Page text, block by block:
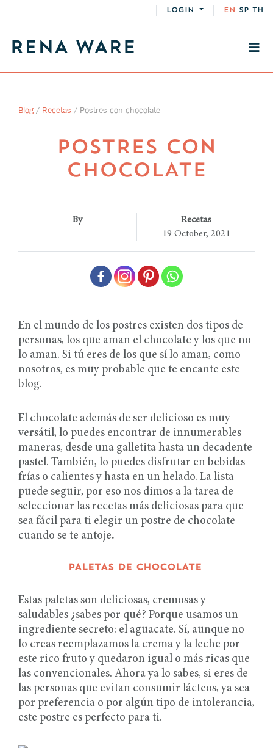
LOGIN EN SP TH
Blog / Recetas / Postres con chocolate
POSTRES CON
CHOCOLATE
By
Recetas
19 October, 2021
En el mundo de los postres existen dos tipos de
personas, los que aman el chocolate y los que no
lo aman. Si tú eres de los que sí lo aman, como
nosotros, es muy probable que te encante este
blog.
El chocolate además de ser delicioso es muy
versátil, lo puedes encontrar de innumerables
maneras, desde una galletita hasta un decadente
pastel. También, lo puedes disfrutar en bebidas
frías o calientes y hasta en un helado. La lista
puede seguir, por eso nos dimos a la tarea de
seleccionar las recetas más deliciosas para que
sea fácil para ti elegir un postre de chocolate
cuando se te antoje.
PALETAS DE CHOCOLATE
Estas paletas son deliciosas, cremosas y
saludables ¿sabes por qué? Porque usamos un
ingrediente secreto: el aguacate. Sí, aunque no
lo creas reemplazamos la crema y la leche por
este rico fruto y quedaron igual o más ricas que
las convencionales. Ahora ya lo sabes, si eres de
las personas que evitan consumir lácteos, ya sea
por preferencia o por algún tipo de intolerancia,
este postre es perfecto para ti.